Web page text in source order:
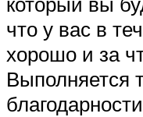
что у вас в
хорошо и за
Выполняется